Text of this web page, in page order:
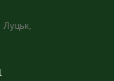
Луцьк,